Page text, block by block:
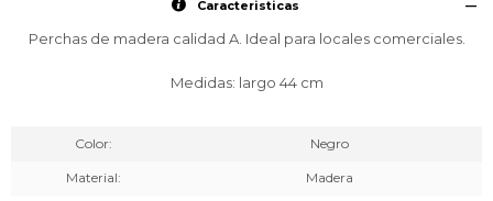
Caracteristicas
Perchas de madera calidad A. Ideal para locales comerciales.
Medidas: largo 44 cm
Color Negro
Material Madera